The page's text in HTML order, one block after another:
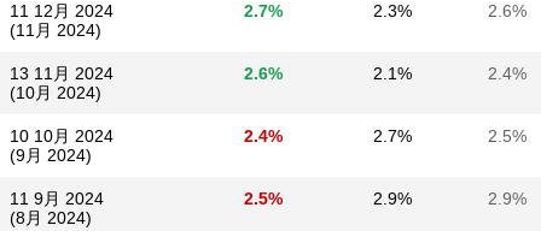
11 12月 2024
(11月 2024)
2.7% 2.3% 2.6%
13 11月 2024
(10月 2024)
2.6% 2.1% 2.4%
10 10月 2024
(9月 2024)
2.4% 2.7% 2.5%
11 9月 2024
(8月 2024)
2.5% 2.9% 2.9%